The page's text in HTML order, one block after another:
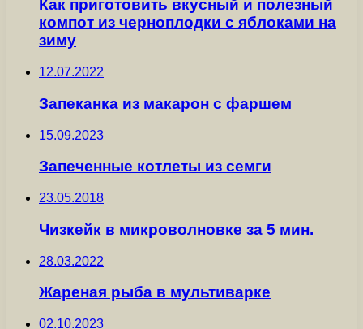
Как приготовить вкусный и полезный
компот из черноплодки с яблоками на
зиму
12.07.2022
Запеканка из макарон с фаршем
15.09.2023
Запеченные котлеты из семги
23.05.2018
Чизкейк в микроволновке за 5 мин.
28.03.2022
Жареная рыба в мультиварке
02.10.2023